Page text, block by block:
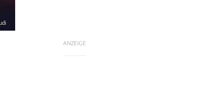
ANZEIGE